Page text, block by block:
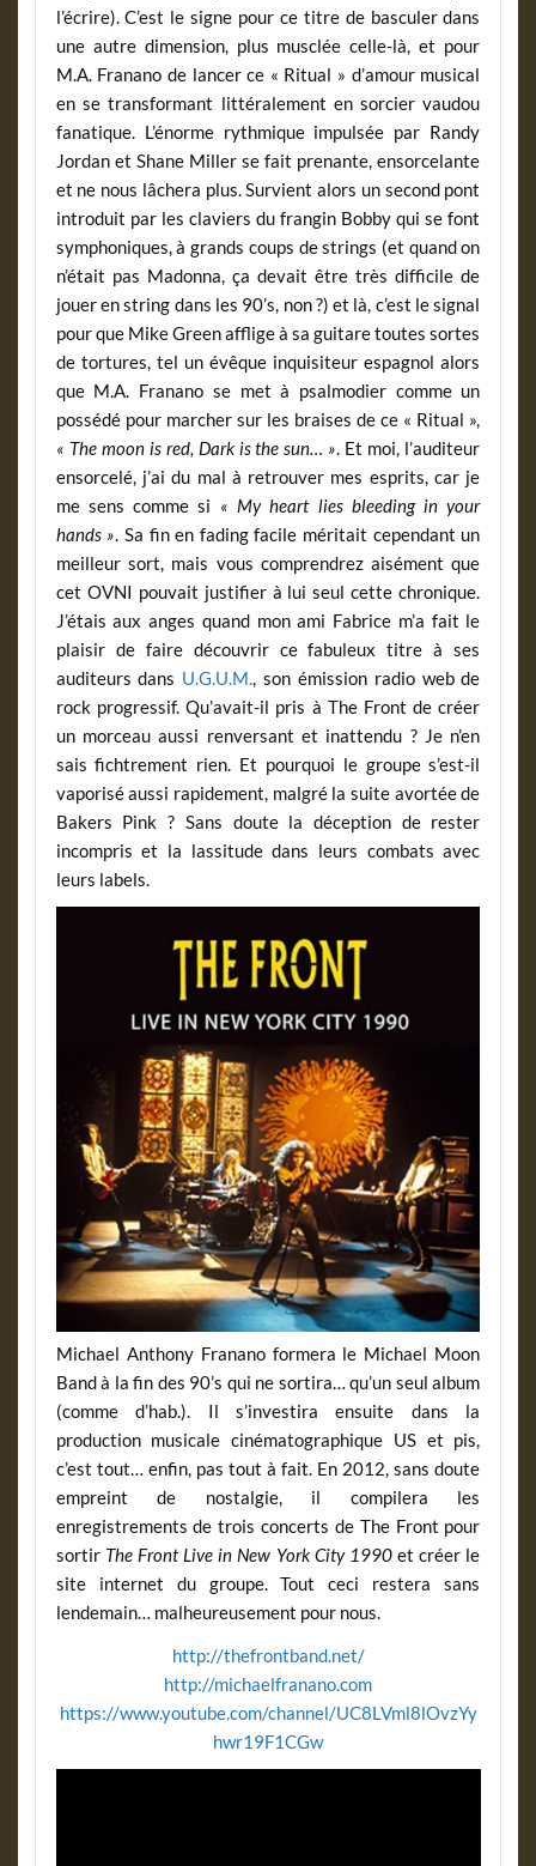
l’écrire). C’est le signe pour ce titre de basculer dans
une autre dimension, plus musclée celle-là, et pour
M.A. Franano de lancer ce « Ritual » d’amour musical
en se transformant littéralement en sorcier vaudou
fanatique. L’énorme rythmique impulsée par Randy
Jordan et Shane Miller se fait prenante, ensorcelante
et ne nous lâchera plus. Survient alors un second pont
introduit par les claviers du frangin Bobby qui se font
symphoniques, à grands coups de strings (et quand on
n’était pas Madonna, ça devait être très difficile de
jouer en string dans les 90’s, non ?) et là, c’est le signal
pour que Mike Green afflige à sa guitare toutes sortes
de tortures, tel un évêque inquisiteur espagnol alors
que M.A. Franano se met à psalmodier comme un
possédé pour marcher sur les braises de ce « Ritual »,
« The moon is red, Dark is the sun… ». Et moi, l’auditeur
ensorcelé, j’ai du mal à retrouver mes esprits, car je
me sens comme si « My heart lies bleeding in your
hands ». Sa fin en fading facile méritait cependant un
meilleur sort, mais vous comprendrez aisément que
cet OVNI pouvait justifier à lui seul cette chronique.
J’étais aux anges quand mon ami Fabrice m’a fait le
plaisir de faire découvrir ce fabuleux titre à ses
auditeurs dans U.G.U.M., son émission radio web de
rock progressif. Qu’avait-il pris à The Front de créer
un morceau aussi renversant et inattendu ? Je n’en
sais fichtrement rien. Et pourquoi le groupe s’est-il
vaporisé aussi rapidement, malgré la suite avortée de
Bakers Pink ? Sans doute la déception de rester
incompris et la lassitude dans leurs combats avec
leurs labels.
Michael Anthony Franano formera le Michael Moon
Band à la fin des 90’s qui ne sortira… qu’un seul album
(comme d’hab.). Il s’investira ensuite dans la
production musicale cinématographique US et pis,
c’est tout… enfin, pas tout à fait. En 2012, sans doute
empreint de nostalgie, il compilera les
enregistrements de trois concerts de The Front pour
sortir The Front Live in New York City 1990et créer le
site internet du groupe. Tout ceci restera sans
lendemain… malheureusement pour nous.
http://thefrontband.net/
http://michaelfranano.com
https://www.youtube.com/channel/UC8LVml8lOvzYy
hwr19F1CGw